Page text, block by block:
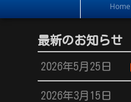
最新のお知らせ
2026年5月25日
2026年3月15日